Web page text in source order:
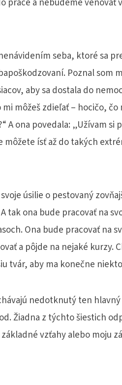
seba, ktoré sa
Poznal som
aby sa dostala do
mi môžeš zdieľať – hocičo,
A ona povedala: „Užívam
môžete ísť až do takých
úsilie o pestovaný
tak ona bude pracovať na
Ona bude pracovať na
a pôjde na nejaké kurzy.
tvár, aby ma konečne
nedotknutý ten
Žiadna z týchto šiestich
vzťahy alebo moju